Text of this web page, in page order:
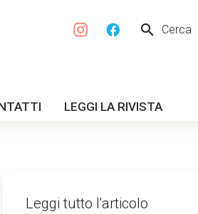
search Cerca
LEGGI LA RIVISTA
Leggi tutto l'articolo